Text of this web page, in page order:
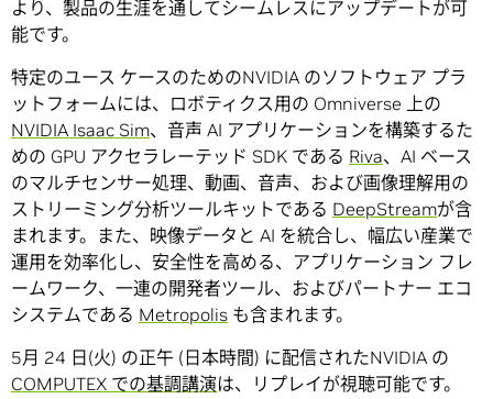
より、製品の生涯を通してシームレスにアップデートが可
能です。
特定のユース ケースのためのNVIDIA のソフトウェア プラ
ットフォームには、ロボティクス用の Omniverse 上の
NVIDIA Isaac Sim、音声 AI アプリケーションを構築するた
めの GPU アクセラレーテッド SDK である Riva、AI ベース
のマルチセンサー処理、動画、音声、および画像理解用の
ストリーミング分析ツールキットである DeepStreamが含
まれます。また、映像データと AI を統合し、幅広い産業で
運用を効率化し、安全性を高める、アプリケーション フレ
ームワーク、一連の開発者ツール、およびパートナー エコ
システムである Metropolis も含まれます。
5月 24 日(火) の正午 (日本時間) に配信されたNVIDIA の
COMPUTEX での基調講演は、リプレイが視聴可能です。